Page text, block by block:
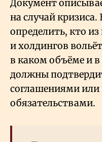
Документ
на случай кризиса.
определить, кто
и холдингов
в каком объёме и
должны
соглашениями
обязательствами.